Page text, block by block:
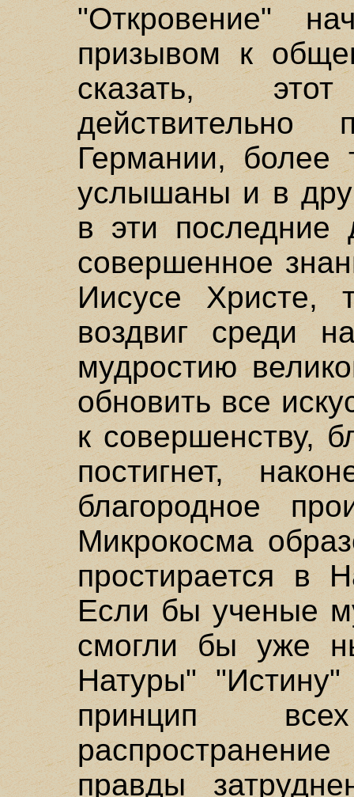
"Откровение"
призывом к
сказать,
Германии, более
услышаны и в
в эти последние
совершенное
Иисусе
воздвиг среди
мудростию
обновить все
к совершенству,
постигнет,
благородное
Микрокосма
простирается в
Если бы ученые
смогли бы уже
Натуры"
принцип
правды